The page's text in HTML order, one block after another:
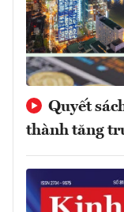
Quyết
thành tăng